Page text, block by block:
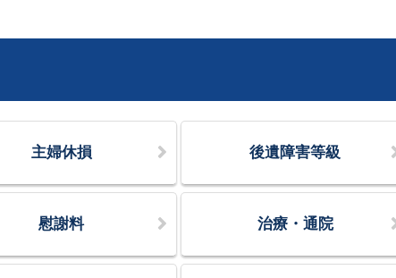
主婦休損 後遺障害等級
慰謝料 治療・通院